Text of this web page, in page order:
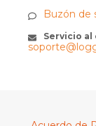
Buzón de
Servicio